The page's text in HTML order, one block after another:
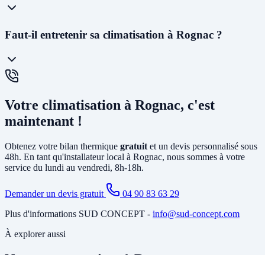
semaines. En cas d'urgence (panne avant l'été), nous faisons notre
LaPAC air-air(climatisation réversible) souffle directement de l'air
chaud ou froid via des unités murales. Elle est idéale pour le
circuit de chauffage (radiateurs ou plancher chauffant) et peut aussi
produire votre eau chaude sanitaire. Elle remplace avantageusement
une chaudière gaz ou fioul et est éligible à MaPrimeRénov'.
Faut-il entretenir sa climatisation à Rognac ?
Oui, un
proposons descontrats de maintenanceà Rognac incluant le
nettoyage des filtres, la vérification du circuit frigorifique, le contrôle
des performances et la recharge éventuelle du fluide.
Votre climatisation à Rognac, c'est
maintenant !
Obtenez votre bilan thermique gratuit et un devis personnalisé sous
48h. En tant qu'installateur local à Rognac, nous sommes à votre
service du lundi au vendredi, 8h-18h.
Demander un devis gratuit
04 90 83 63 29
Plus d'informations SUD CONCEPT - info@sud-concept.com
À explorer aussi